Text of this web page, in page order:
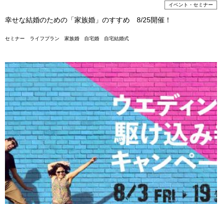
イベント・セミナー
幸せな結婚のための「家族婚」のすすめ 8/25開催！
セミナー ライフプラン 家族婚 自宅婚 自宅結婚式